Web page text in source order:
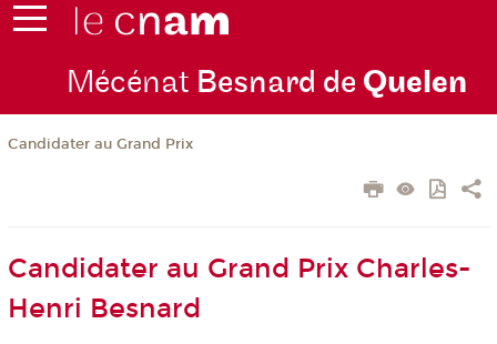
Mécénat Besnard de Quelen
Candidater au Grand Prix
Candidater au Grand Prix Charles-
Henri Besnard